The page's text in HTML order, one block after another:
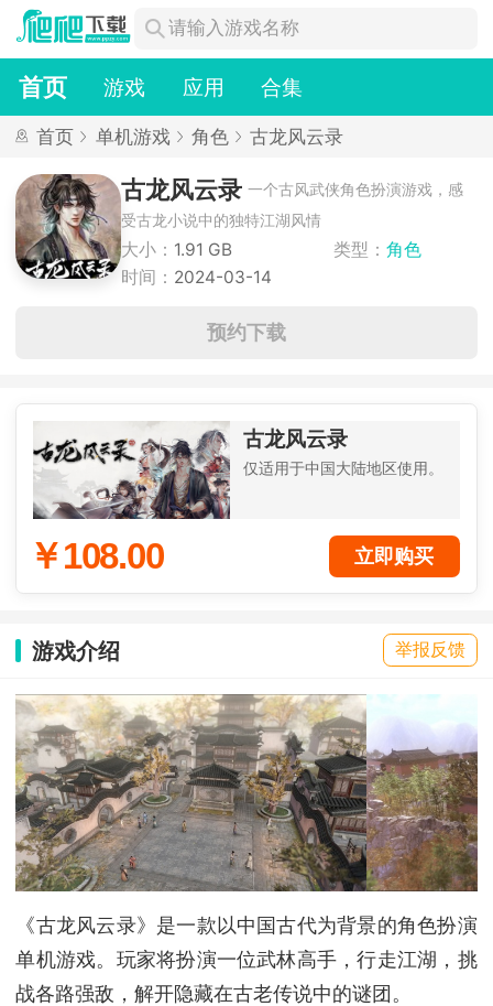
首页 游戏 应用 合集
首页 单机游戏 角色 古龙风云录
古龙风云录 一个古风武侠角色扮演游戏，感
受古龙小说中的独特江湖风情
大小： 1.91 GB 类型： 角色
时间： 2024-03-14
预约下载
古龙风云录
仅适用于中国大陆地区使用。
￥108.00 立即购买
游戏介绍 举报反馈
《古龙风云录》是一款以中国古代为背景的角色扮演
单机游戏。玩家将扮演一位武林高手，行走江湖，挑
战各路强敌，解开隐藏在古老传说中的谜团。